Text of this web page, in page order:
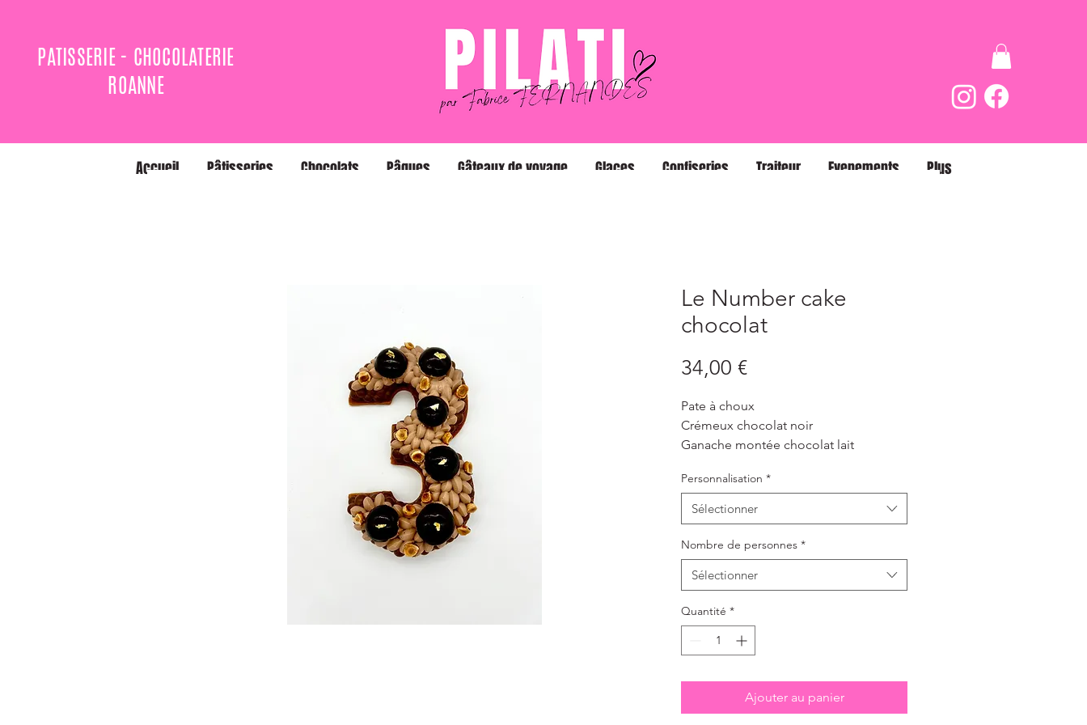
PATISSERIE - CHOCOLATERIE
ROANNE
Accueil Pâtisseries Chocolats Pâques Gâteaux de voyage Glaces Confiseries Traiteur Evenements Plus
Le Number cake
chocolat
34,00 €Prix
Pate à choux
Crémeux chocolat noir
Ganache montée chocolat lait
Pate sablée
Personnalisation *
Sélectionner
Nombre de personnes *
Sélectionner
Quantité *
Ajouter au panier